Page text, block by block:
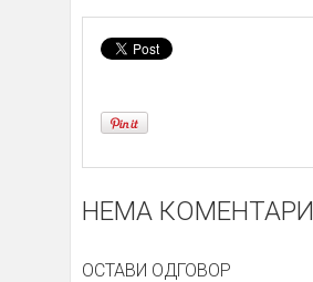
НЕМА КОМЕНТАРИ
ОСТАВИ ОДГОВОР